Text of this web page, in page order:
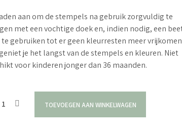
aan om de stempels na gebruik zorgvuldig te
met een vochtige doek en, indien nodig, een
te gebruiken tot er geen kleurresten meer
je het langst van de stempels en kleuren. Niet
voor kinderen jonger dan 36 maanden.
TOEVOEGEN AAN WINKELWAGEN